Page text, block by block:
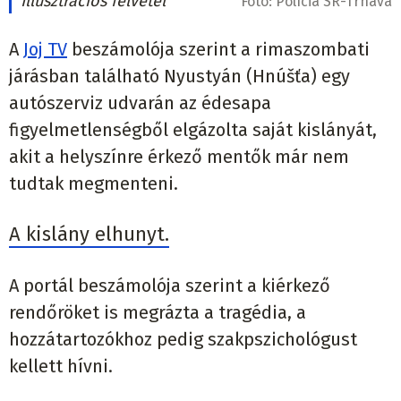
A Joj TV beszámolója szerint a rimaszombati
járásban található Nyustyán (Hnúšťa) egy
autószerviz udvarán az édesapa
figyelmetlenségből elgázolta saját kislányát,
akit a helyszínre érkező mentők már nem
tudtak megmenteni.
A kislány elhunyt.
A portál beszámolója szerint a kiérkező
rendőröket is megrázta a tragédia, a
hozzátartozókhoz pedig szakpszichológust
kellett hívni.